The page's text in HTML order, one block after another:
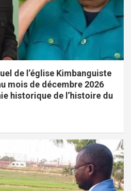
de l’église Kimbanguiste
mois de décembre 2026
historique de l’histoire du